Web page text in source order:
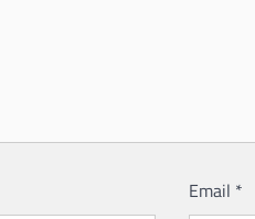
Email *